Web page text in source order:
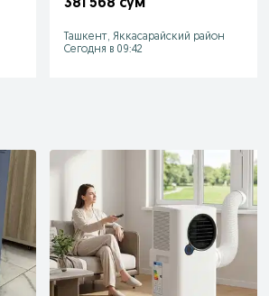
381 568 сум
Ташкент, Яккасарайский район
Сегодня в 09:42